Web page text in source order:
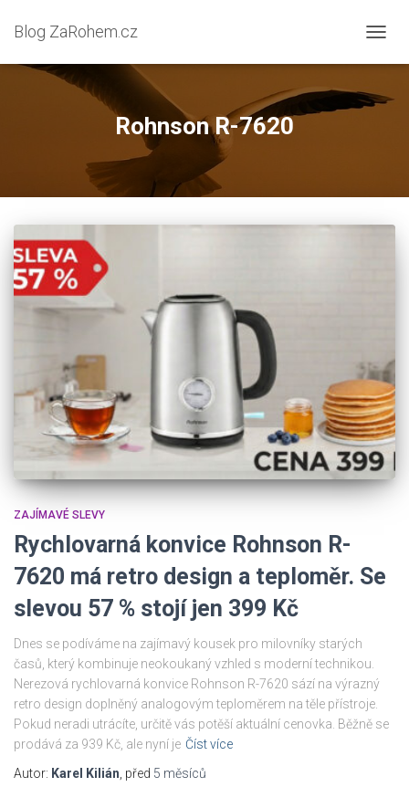
Blog ZaRohem.cz
Rohnson R-7620
ZAJÍMAVÉ SLEVY
Rychlovarná konvice Rohnson R-
7620 má retro design a teploměr. Se
slevou 57 % stojí jen 399 Kč
Dnes se podíváme na zajímavý kousek pro milovníky starých
časů, který kombinuje neokoukaný vzhled s moderní technikou.
Nerezová rychlovarná konvice Rohnson R-7620 sází na výrazný
retro design doplněný analogovým teploměrem na těle přístroje.
Pokud neradi utrácíte, určitě vás potěší aktuální cenovka. Běžně se
prodává za 939 Kč, ale nyní je Číst více
Autor: Karel Kilián , před 5 měsíců